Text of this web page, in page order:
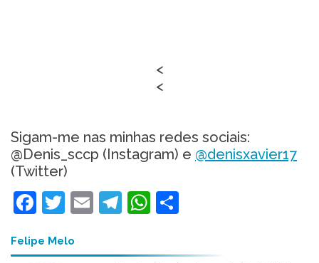
<
<
Sigam-me nas minhas redes sociais:
@Denis_sccp (Instagram) e @denisxavier17
(Twitter)
Facebook
Twitter
EmailTelegram
WhatsApp
Felipe Melo